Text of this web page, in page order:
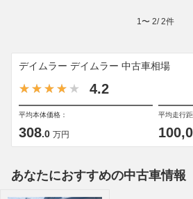
1 〜 2/2件
デイムラー デイムラー 中古車相場
4.2
平均本体価格：
308.0 万円
平均走行距
あなたにおすすめの中古車情報